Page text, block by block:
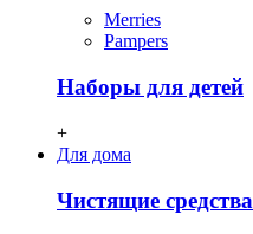
Merries
Pampers
Наборы для детей
+
Для дома
Чистящие средства